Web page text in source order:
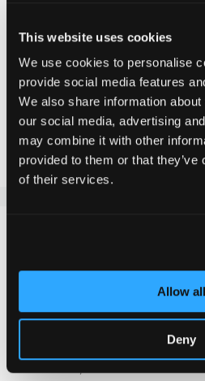
This website uses cookies
We use cookies to personalise
provide social media features
We also share information
our social media, advertising
may combine it with other
provided to them or that
of their services.
Allow all
Deny
Ajouter
Ajouter à la liste d'achats
Ajouter au comparateur
Les Chilli Pro Scooter Bar ends
guidons CrMo offrent une
ajustement précis pour une
Ces Bar ends ne s'adaptent pas
aluminium, comme celles